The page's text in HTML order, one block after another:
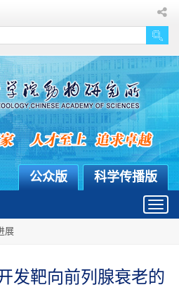
科学传播版
公众版
展
发靶向前列腺衰老的